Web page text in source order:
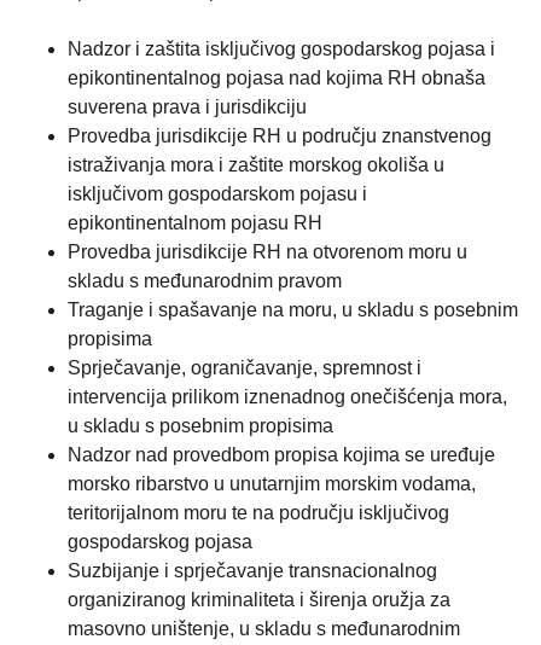
Nadzor i zaštita isključivog gospodarskog pojasa i
epikontinentalnog pojasa nad kojima RH obnaša
suverena prava i jurisdikciju
Provedba jurisdikcije RH u području znanstvenog
istraživanja mora i zaštite morskog okoliša u
isključivom gospodarskom pojasu i
epikontinentalnom pojasu RH
Provedba jurisdikcije RH na otvorenom moru u
skladu s međunarodnim pravom
Traganje i spašavanje na moru, u skladu s posebnim
propisima
Sprječavanje, ograničavanje, spremnost i
intervencija prilikom iznenadnog onečišćenja mora,
u skladu s posebnim propisima
Nadzor nad provedbom propisa kojima se uređuje
morsko ribarstvo u unutarnjim morskim vodama,
teritorijalnom moru te na području isključivog
gospodarskog pojasa
Suzbijanje i sprječavanje transnacionalnog
organiziranog kriminaliteta i širenja oružja za
masovno uništenje, u skladu s međunarodnim